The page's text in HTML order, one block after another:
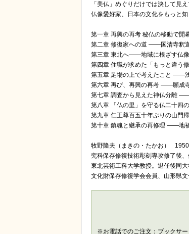
「美仏」めぐりだけでは決して見
仏像愛好家、日本の文化をもっと
第一章 再興の再考 秘仏の移動で
第二章 修復家への道 ――国清寺釈
第三章 東北へ――地域に根ざす仏
第四章 住職が求めた「もっと違
第五章 足場の上で考えたこと ――
第六章 再び、再興の再考 ――願成
第七章 調査から見えた神仏分離
第八章 「仏の里」を守る仏二十
第九章 仁王尊百五十年ぶりの山
第十章 鎮魂と継承の再修理 ――地
牧野隆夫（まきの・たかお）
究科保存修復技術彫刻専攻修了後
東北芸術工科大学教授。退任後同
文化財保存修復学会会員、山形県
※お電話でのご注文：ブックサ